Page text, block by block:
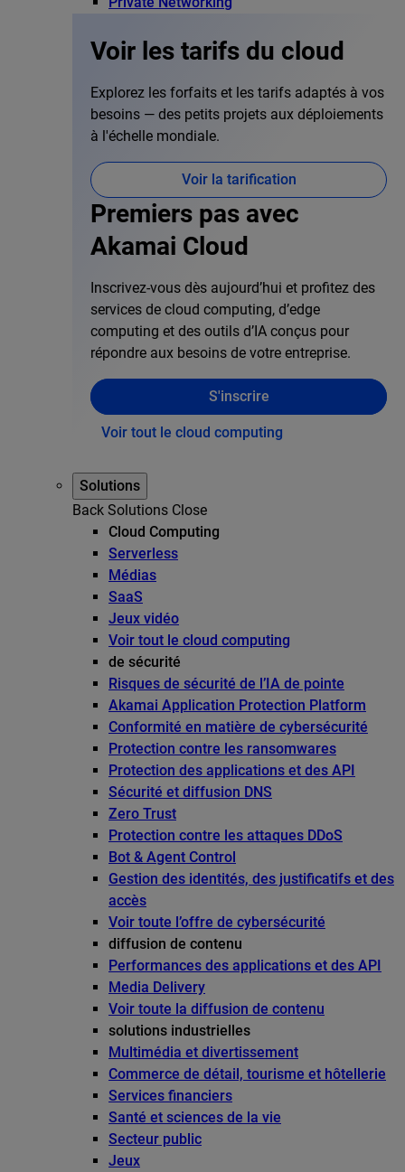
Voir les tarifs du cloud
Explorez les forfaits et les tarifs adaptés à vos
besoins — des petits projets aux déploiements
à l'échelle mondiale.
Voir la tarification
Premiers pas avec
Akamai Cloud
Inscrivez-vous dès aujourd’hui et profitez des
services de cloud computing, d’edge
computing et des outils d’IA conçus pour
répondre aux besoins de votre entreprise.
S'inscrire
Voir tout le cloud computing
Solutions
Back Solutions Close
Cloud Computing
Serverless
Médias
SaaS
Jeux vidéo
Voir tout le cloud computing
de sécurité
Risques de sécurité de l’IA de pointe
Akamai Application Protection Platform
Conformité en matière de cybersécurité
Protection contre les ransomwares
Protection des applications et des API
Sécurité et diffusion DNS
Zero Trust
Protection contre les attaques DDoS
Bot & Agent Control
Gestion des identités, des justificatifs et des
accès
Voir toute l’offre de cybersécurité
diffusion de contenu
Performances des applications et des API
Media Delivery
Voir toute la diffusion de contenu
solutions industrielles
Multimédia et divertissement
Commerce de détail, tourisme et hôtellerie
Services financiers
Santé et sciences de la vie
Secteur public
Jeux